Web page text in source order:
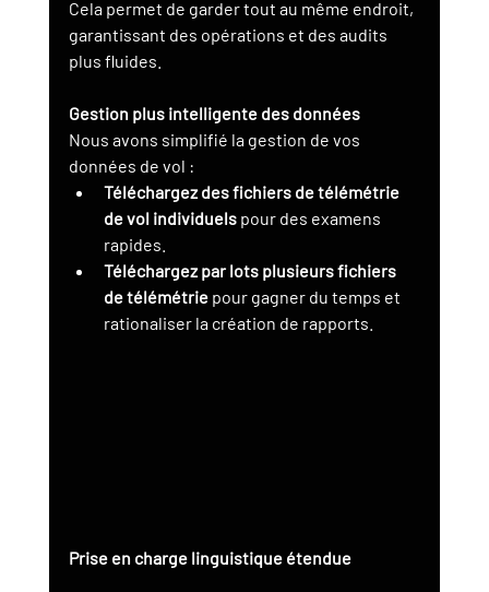
Cela permet de garder tout au même endroit,
garantissant des opérations et des audits
plus fluides.
Gestion plus intelligente des données
Nous avons simplifié la gestion de vos
données de vol :
Téléchargez des fichiers de télémétrie
de vol individuels pour des examens
rapides.
Téléchargez par lots plusieurs fichiers
de télémétrie pour gagner du temps et
rationaliser la création de rapports.
Prise en charge linguistique étendue